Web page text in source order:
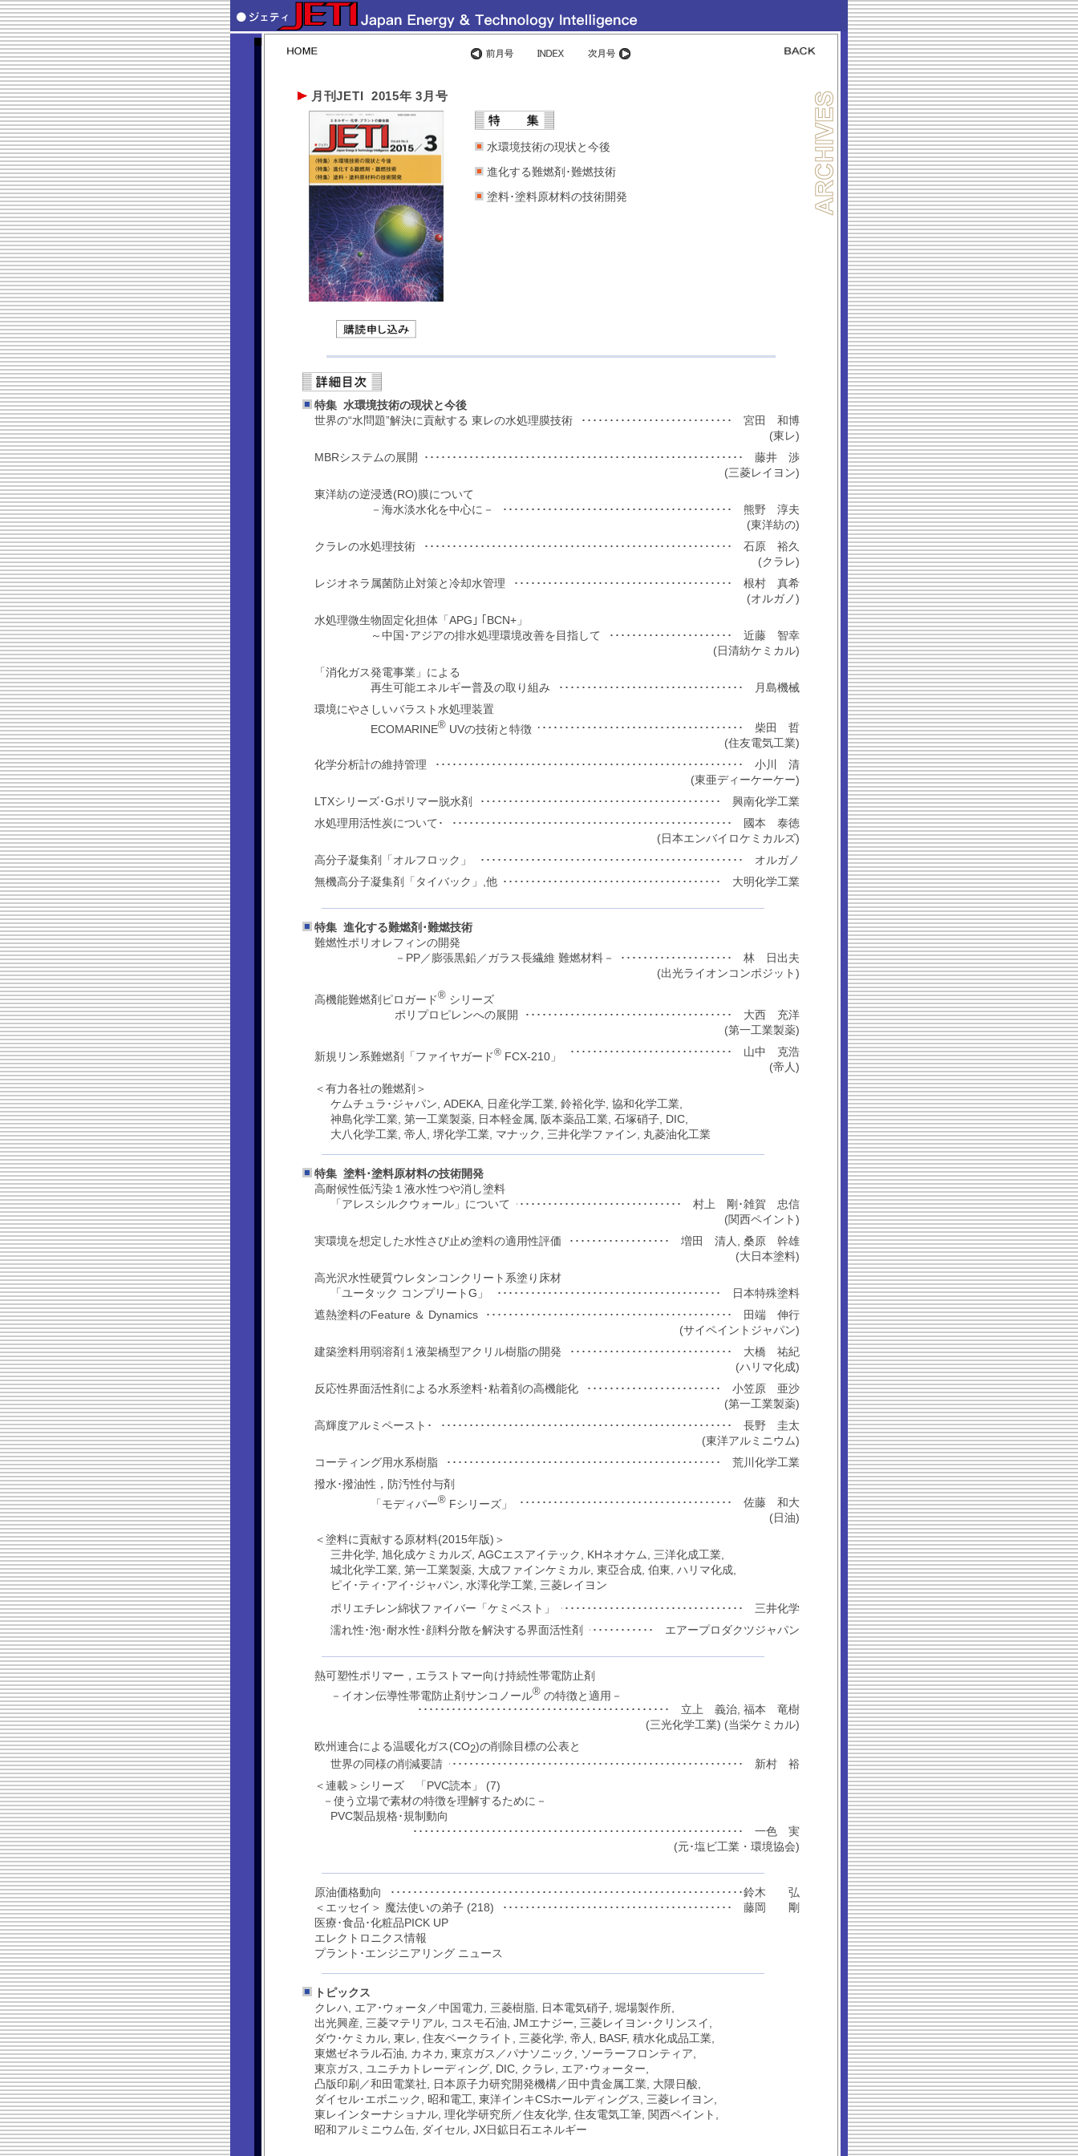
月刊JETI 2015年 3月号
水環境技術の現状と今後
進化する難燃剤･難燃技術
塗料･塗料原材料の技術開発
特集 水環境技術の現状と今後
世界の“水問題”解決に貢献する 東レの水処理膜技術
･･････････････････････････････････････････････････････････････････････ 宮田 和博
(東レ)
MBRシステムの展開
･･････････････････････････････････････････････････････････････････････ 藤井 渉
(三菱レイヨン)
東洋紡の逆浸透(RO)膜について
－海水淡水化を中心に－
･･････････････････････････････････････････････････････････････････････ 熊野 淳夫
(東洋紡の)
クラレの水処理技術
･･････････････････････････････････････････････････････････････････････ 石原 裕久
(クラレ)
レジオネラ属菌防止対策と冷却水管理
･･････････････････････････････････････････････････････････････････････ 根村 真希
(オルガノ)
水処理微生物固定化担体「APG｣ ｢BCN+」
～中国･アジアの排水処理環境改善を目指して
･･････････････････････････････････････････････････････････････････････ 近藤 智幸
(日清紡ケミカル)
「消化ガス発電事業」による
再生可能エネルギー普及の取り組み
･･････････････････････････････････････････････････････････････････････ 月島機械
環境にやさしいバラスト水処理装置
ECOMARINE® UVの技術と特徴
･･････････････････････････････････････････････････････････････････････ 柴田 哲
(住友電気工業)
化学分析計の維持管理
･･････････････････････････････････････････････････････････････････････ 小川 清
(東亜ディーケーケー)
LTXシリーズ･Gポリマー脱水剤
･･････････････････････････････････････････････････････････････････････ 興南化学工業
水処理用活性炭について･
･･････････････････････････････････････････････････････････････････････ 國本 泰徳
(日本エンバイロケミカルズ)
高分子凝集剤「オルフロック」
･･････････････････････････････････････････････････････････････････････ オルガノ
無機高分子凝集剤「タイバック」,他
･･････････････････････････････････････････････････････････････････････ 大明化学工業
特集 進化する難燃剤･難燃技術
難燃性ポリオレフィンの開発
－PP／膨張黒鉛／ガラス長繊維 難燃材料－
･･････････････････････････････････････････････････････････････････････ 林 日出夫
(出光ライオンコンポジット)
高機能難燃剤ピロガード® シリーズ
ポリプロピレンへの展開
･･････････････････････････････････････････････････････････････････････ 大西 充洋
(第一工業製薬)
新規リン系難燃剤「ファイヤガード® FCX-210」
･･････････････････････････････････････････････････････････････････････ 山中 克浩
(帝人)
＜有力各社の難燃剤＞
ケムチュラ･ジャパン, ADEKA, 日産化学工業, 鈴裕化学, 協和化学工業,
神島化学工業, 第一工業製薬, 日本軽金属, 阪本薬品工業, 石塚硝子, DIC,
大八化学工業, 帝人, 堺化学工業, マナック, 三井化学ファイン, 丸菱油化工業
特集 塗料･塗料原材料の技術開発
高耐候性低汚染１液水性つや消し塗料
「アレスシルクウォール」について
･･････････････････････････････････････････････････････ 村上 剛･雑賀 忠信
(関西ペイント)
実環境を想定した水性さび止め塗料の適用性評価
････････････････････････････････････････････････････ 増田 清人, 桑原 幹雄
(大日本塗料)
高光沢水性硬質ウレタンコンクリート系塗り床材
「ユータック コンプリートG」
･････････････････････････････････････････････････････････ 日本特殊塗料
遮熱塗料のFeature ＆ Dynamics
･･･････････････････････････････････････････････････････････････ 田端 伸行
(サイペイントジャパン)
建築塗料用弱溶剤１液架橋型アクリル樹脂の開発････････････････････････････････････････ 大橋 祐紀
(ハリマ化成)
反応性界面活性剤による水系塗料･粘着剤の高機能化･･･････････････････････････････････････････････ 小笠原 亜沙
(第一工業製薬)
高輝度アルミペースト･
･･････････････････････････････････････････････････････････････････････ 長野 圭太
(東洋アルミニウム)
コーティング用水系樹脂
･･････････････････････････････････････････････････････････････････････ 荒川化学工業
撥水･撥油性，防汚性付与剤
「モディパー® Fシリーズ」
･････････････････････････････････････････････････････ 佐藤 和大
(日油)
＜塗料に貢献する原材料(2015年版)＞
三井化学, 旭化成ケミカルズ, AGCエスアイテック, KHネオケム, 三洋化成工業,
城北化学工業, 第一工業製薬, 大成ファインケミカル, 東亞合成, 伯東, ハリマ化成,
ピイ･ティ･アイ･ジャパン, 水澤化学工業, 三菱レイヨン
ポリエチレン綿状ファイバー「ケミベスト」
･･････････････････････････････････････････････････････････････････････ 三井化学
濡れ性･泡･耐水性･顔料分散を解決する界面活性剤
･････････････････････････････････････ エアープロダクツジャパン
熱可塑性ポリマー，エラストマー向け持続性帯電防止剤
－イオン伝導性帯電防止剤サンコノール® の特徴と適用－
･････････････････････････････････････････････ 立上 義治, 福本 竜樹
(三光化学工業) (当栄ケミカル)
欧州連合による温暖化ガス(CO2)の削除目標の公表と
世界の同様の削減要請････････････････････････････････････････････････････････････ 新村 裕
＜連載＞シリーズ 「PVC読本」 (7)
－使う立場で素材の特徴を理解するために－
PVC製品規格･規制動向
･･･････････････････････････････････････････････････････････ 一色 実
(元･塩ビ工業・環境協会)
原油価格動向
･････････････････････････････････････････････････････････････････････････鈴木 弘
＜エッセイ＞ 魔法使いの弟子 (218)････････････････････････････････････････････････････ 藤岡 剛
医療･食品･化粧品PICK UP
エレクトロニクス情報
プラント･エンジニアリング ニュース
トピックス
クレハ, エア･ウォータ／中国電力, 三菱樹脂, 日本電気硝子, 堀場製作所,
出光興産, 三菱マテリアル, コスモ石油, JMエナジー, 三菱レイヨン･クリンスイ,
ダウ･ケミカル, 東レ, 住友ベークライト, 三菱化学, 帝人, BASF, 積水化成品工業,
東燃ゼネラル石油, カネカ, 東京ガス／パナソニック, ソーラーフロンティア,
東京ガス, ユニチカトレーディング, DIC, クラレ, エア･ウォーター,
凸版印刷／和田電業社, 日本原子力研究開発機構／田中貴金属工業, 大隈日酸,
ダイセル･エボニック, 昭和電工, 東洋インキCSホールディングス, 三菱レイヨン,
東レインターナショナル, 理化学研究所／住友化学, 住友電気工筆, 関西ペイント,
昭和アルミニウム缶, ダイセル, JX日鉱日石エネルギー